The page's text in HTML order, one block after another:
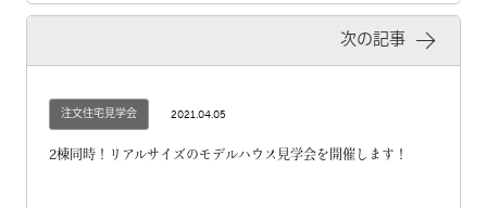
次の記事
注文住宅見学会 2021.04.05
2棟同時！リアルサイズのモデルハウス見学会を開催します！